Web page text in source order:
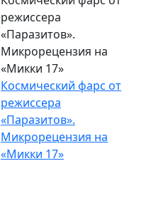
режиссера
«Паразитов».
Микрорецензия на
«Микки 17»
Космический фарс от
режиссера
«Паразитов».
Микрорецензия на
«Микки 17»